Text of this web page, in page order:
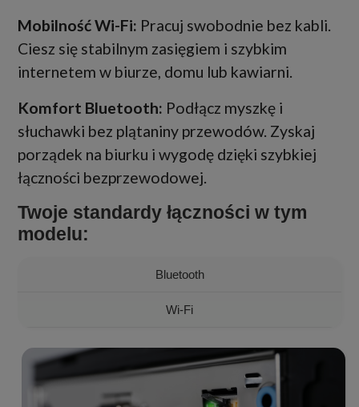
Mobilność Wi-Fi: Pracuj swobodnie bez kabli.
Ciesz się stabilnym zasięgiem i szybkim
internetem w biurze, domu lub kawiarni.
Komfort Bluetooth: Podłącz myszkę i
słuchawki bez plątaniny przewodów. Zyskaj
porządek na biurku i wygodę dzięki szybkiej
łączności bezprzewodowej.
Twoje standardy łączności w tym
modelu:
Bluetooth
Wi-Fi